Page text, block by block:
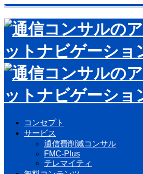
コンセプト
サービス
通信費削減コンサル
FMC-Plus
テレマイティ